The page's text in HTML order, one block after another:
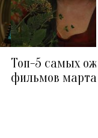
Топ-5 самых
фильмов